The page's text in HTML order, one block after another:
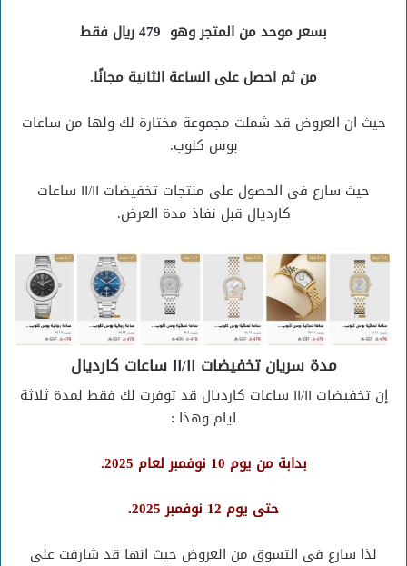
بسعر موحد من المتجر وهو 479 ريال فقط
من ثم احصل على الساعة الثانية مجانًا.
حيث ان العروض قد شملت مجموعة مختارة لك ولها من ساعات
بوس كلوب.
حيث سارع فى الحصول على منتجات تخفيضات ١١/١١ ساعات
كارديال قبل نفاذ مدة العرض.
مدة سريان تخفيضات ١١/١١ ساعات كارديال
إن تخفيضات ١١/١١ ساعات كارديال قد توفرت لك فقط لمدة ثلاثة
ايام وهذا :
بدابة من يوم 10 نوفمبر لعام 2025.
حتى يوم 12 نوفمبر 2025.
لذا سارع فى التسوق من العروض حيث انها قد شارفت على